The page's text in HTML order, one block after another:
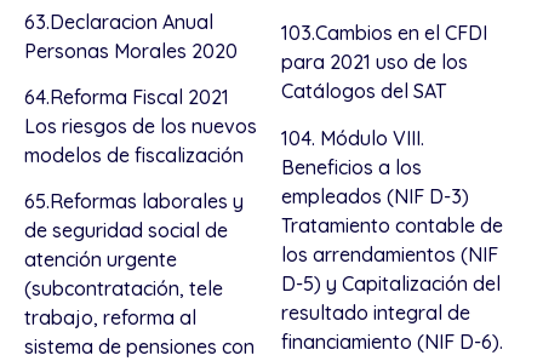
63.Declaracion Anual
Personas Morales 2020
64.Reforma Fiscal 2021
Los riesgos de los nuevos
modelos de fiscalización
65.Reformas laborales y
de seguridad social de
atención urgente
(subcontratación, tele
trabajo, reforma al
sistema de pensiones con
103.Cambios en el CFDI
para 2021 uso de los
Catálogos del SAT
104. Módulo VIII.
Beneficios a los
empleados (NIF D-3)
Tratamiento contable de
los arrendamientos (NIF
D-5) y Capitalización del
resultado integral de
financiamiento (NIF D-6).